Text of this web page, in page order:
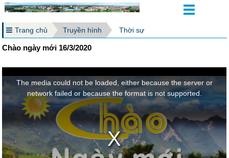
Trang chủ Truyền hình Thời sự
Chào ngày mới 16/3/2020